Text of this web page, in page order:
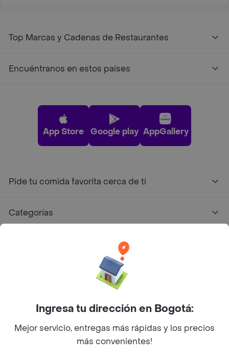
Top Marcas y Cadenas de Restaurantes
Encuéntranos en estos países
App Store Google play AppGallery
Pide tu comida favorita cerca de ti
Categorías
Facebook
Twitter
Instagram
©2026Rappi Inc. All rights reserved.
Ingresa tu dirección en Bogotá:
Mejor servicio, entregas más rápidas y los precios
más convenientes!